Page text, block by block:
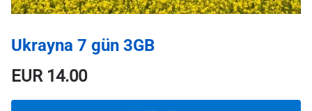
Ukrayna 7 gün 3GB
EUR14.00